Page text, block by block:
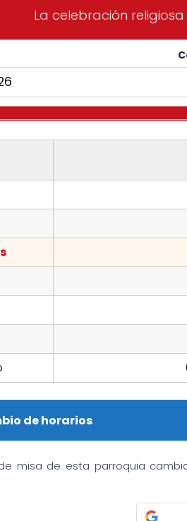
La celebración religiosa
de horarios
misa de esta parroquia